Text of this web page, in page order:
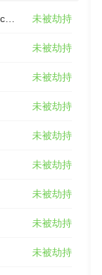
未被劫持
未被劫持
未被劫持
未被劫持
未被劫持
未被劫持
未被劫持
未被劫持
未被劫持